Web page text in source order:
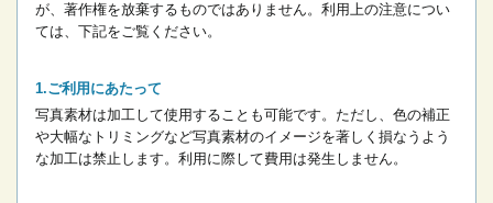
が、著作権を放棄するものではありません。 利用上の注意につい
ては、下記をご覧ください。
ご利用にあたって
写真素材は加工して使用することも可能です。ただし、色の補正
や大幅なトリミングなど写真素材のイメージを著しく損なうよう
な加工は禁止します。 利用に際して費用は発生しません。